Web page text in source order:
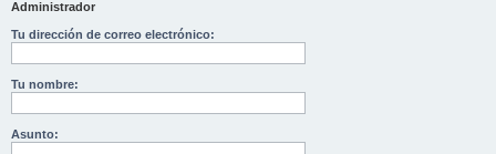
Administrador
Tu dirección de correo electrónico:
Tu nombre:
Asunto: